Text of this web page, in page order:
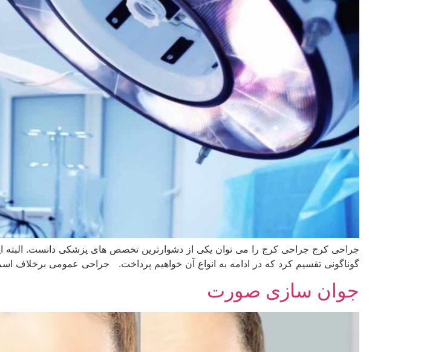
جراحی کرج جراحی کرج را می توان یکی از دشوارترین تخصص های پزشکی دانست. البته
گوناگونی تقسیم کرد که در ادامه به انواع آن خواهیم پرداخت. جراحی عمومی برخلاف
جوان سازی صورت